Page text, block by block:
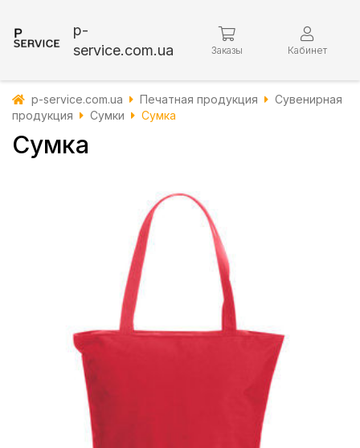
p-
service.com.ua
Заказы Кабинет
p-service.com.ua Печатная продукция
Сувенирная
продукция
Сумки Сумка
Сумка